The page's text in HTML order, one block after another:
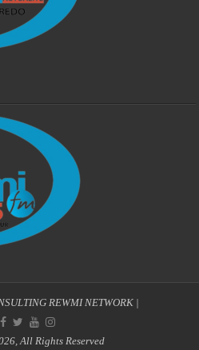
REWMI NETWORK|
All Rights Reserved